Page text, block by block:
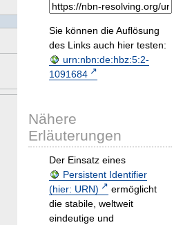
Sie können die Auflösung
des Links auch hier testen:
urn:nbn:de:hbz:5:2-
1091684
Nähere
Erläuterungen
Der Einsatz eines
Persistent Identifier
(hier: URN)
ermöglicht
die stabile, weltweit
eindeutige und